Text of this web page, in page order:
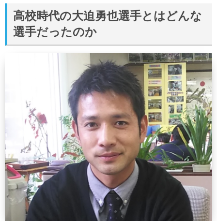
高校時代の大迫勇也選手とはどんな
選手だったのか